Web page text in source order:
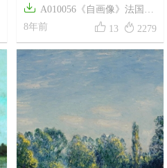
 A010056《自画像》法国画
家方丹·拉图尔高清作品
8年前  13  2279